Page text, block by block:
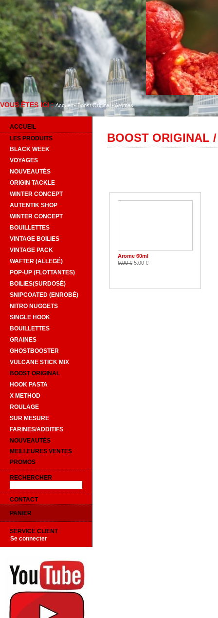
VOUS ÊTES ICI :Accueil•Boost Original •Arômes
ACCUEIL
LES PRODUITS
BLACK WEEK
VOYAGES
NOUVEAUTÉS
ORIGIN TACKLE
WINTER CONCEPT
AUTENTIK SHOP
WINTER CONCEPT
BOUILLETTES
VINTAGE BOILIES
VINTAGE PACK
WAFTER (ALLEGÉ)
POP-UP (FLOTTANTES)
BOILIES(SURDOSÉ)
SNIPCOATED (ENROBÉ)
NITRO NUGGETS
SINGLE HOOK
BOUILLETTES
GRAINES
GHOSTBOOSTER
VULCANE STICK MIX
BOOST ORIGINAL
HOOK PASTA
X METHOD
ROULAGE
SUR MESURE
FARINES/ADDITIFS
NOUVEAUTÉS
MEILLEURES VENTES
PROMOS
RECHERCHER
CONTACT
PANIER
SERVICE CLIENT
Se connecter
BOOST ORIGINAL
Arome 60ml
9.90 € 5.00 €